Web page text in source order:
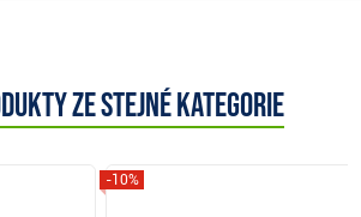
ze stejné kategorie
-10%